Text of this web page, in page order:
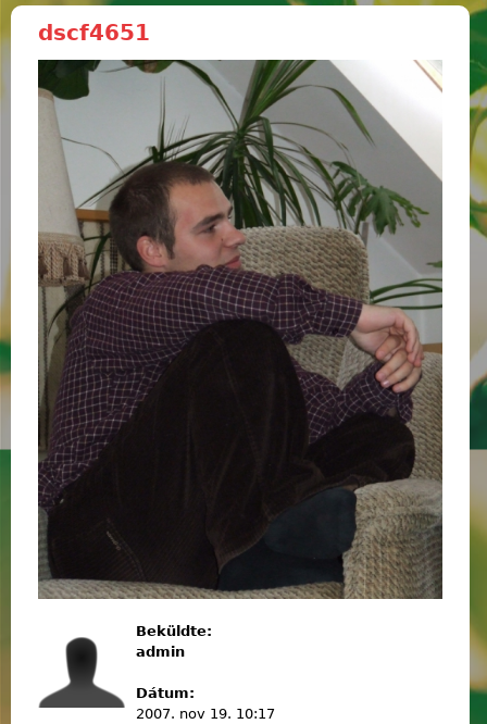
dscf4651
Beküldte:
admin
Dátum:
2007. nov 19. 10:17